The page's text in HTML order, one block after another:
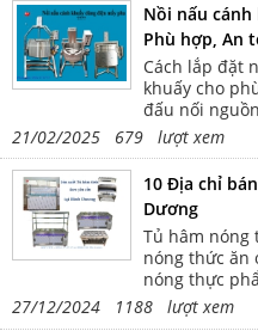
Nồi nấu
Phù hợp, An
Cách lắp đặt
khuấy cho
đấu nối
21/02/2025 679 lượt xem
10 Địa chỉ
Dương
Tủ hâm nóng
nóng thức ăn
nóng thực
27/12/2024 1188 lượt xem